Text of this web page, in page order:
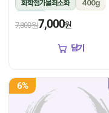
화학첨가물최소화
400g
냉장
7,800원7,000원
담기
6%